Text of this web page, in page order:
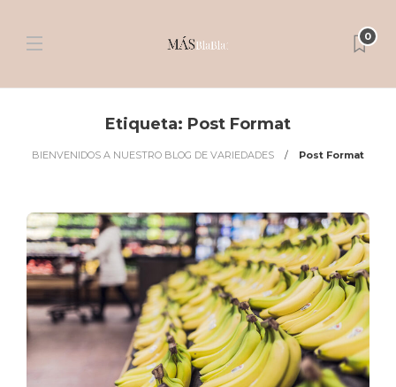
0
Etiqueta: Post Format
BIENVENIDOS A NUESTRO BLOG DE VARIEDADES Post Format